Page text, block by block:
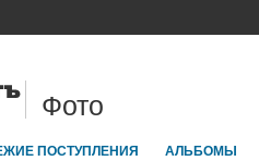
Фото
ПОСТУПЛЕНИЯ АЛЬБОМЫ